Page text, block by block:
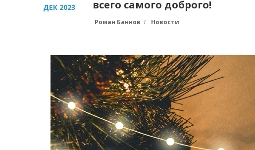
ДЕК 2023
всего самого доброго!
Роман Баннов Новости